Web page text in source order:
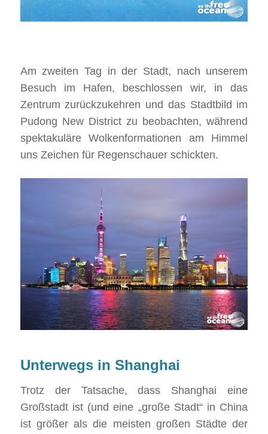
Am zweiten Tag in der Stadt, nach unserem
Besuch im Hafen, beschlossen wir, in das
Zentrum zurückzukehren und das Stadtbild im
Pudong New District zu beobachten, während
spektakuläre Wolkenformationen am Himmel
uns Zeichen für Regenschauer schickten.
Unterwegs in Shanghai
Trotz der Tatsache, dass Shanghai eine
Großstadt ist (und eine „große Stadt“ in China
ist größer als die meisten großen Städte der